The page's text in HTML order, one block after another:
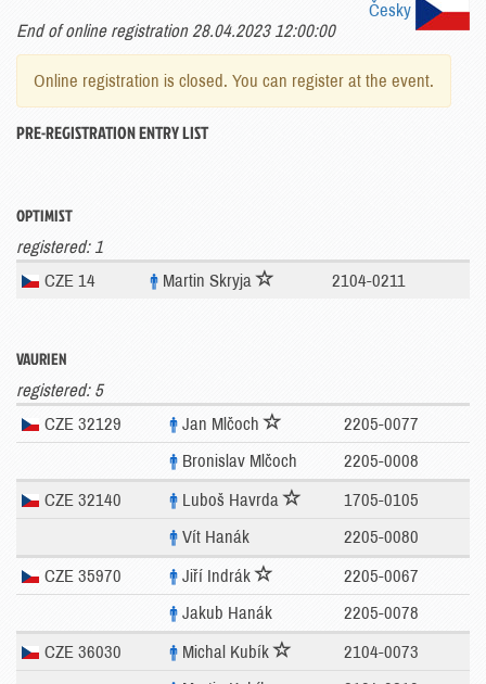
Česky
End of online registration 28.04.2023 12:00:00
Online registration is closed. You can register at the event.
PRE-REGISTRATION ENTRY LIST
OPTIMIST
registered: 1
CZE 14
Martin Skryja 2104-0211
VAURIEN
registered: 5
CZE 32129
Jan Mlčoch
2205-0077
Bronislav Mlčoch
2205-0008
CZE 32140 Luboš Havrda
1705-0105
Vít Hanák
2205-0080
CZE 35970 Jiří Indrák
2205-0067
Jakub Hanák
2205-0078
CZE 36030 Michal Kubík
2104-0073